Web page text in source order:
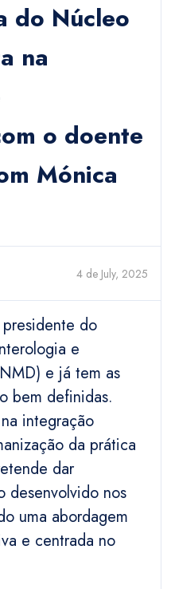
do Núcleo
na
o doente
Mónica
4 de July, 2025
do
e
e já tem as
bem definidas.
integração
da prática
dar
desenvolvido nos
uma abordagem
e centrada no